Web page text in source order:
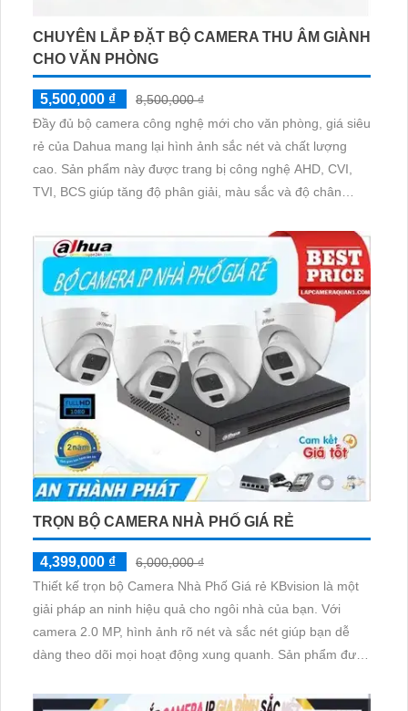
CHUYÊN LẮP ĐẶT BỘ CAMERA THU ÂM GIÀNH
CHO VĂN PHÒNG
5,500,000 ₫
8,500,000 ₫
Đầy đủ bộ camera công nghệ mới cho văn phòng, giá siêu
rẻ của Dahua mang lại hình ảnh sắc nét và chất lượng
cao. Sản phẩm này được trang bị công nghệ AHD, CVI,
TVI, BCS giúp tăng độ phân giải, màu sắc và độ chân
nét ngay cả trong điều kiện ánh sáng yếu
TRỌN BỘ CAMERA NHÀ PHỐ GIÁ RẺ
4,399,000 ₫
6,000,000 ₫
Thiết kế trọn bộ Camera Nhà Phố Giá rẻ KBvision là một
giải pháp an ninh hiệu quả cho ngôi nhà của bạn. Với
camera 2.0 MP, hình ảnh rõ nét và sắc nét giúp bạn dễ
dàng theo dõi mọi hoạt động xung quanh. Sản phẩm được
mức giá phù hợp với nhiều khách hàng